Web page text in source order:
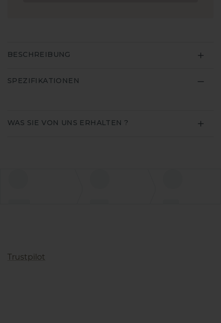
BESCHREIBUNG
SPEZIFIKATIONEN
WAS SIE VON UNS ERHALTEN ?
Trustpilot